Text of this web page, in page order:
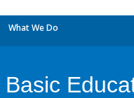
What We Do
Basic